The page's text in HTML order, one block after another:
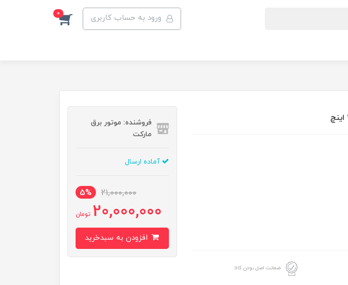
ورود به حساب کاربری 0
ضمانت اصل بودن کالا
فروشنده: موتور برق
مارکت
آماده ارسال
21,000,000
5%
20,000,000 تومان